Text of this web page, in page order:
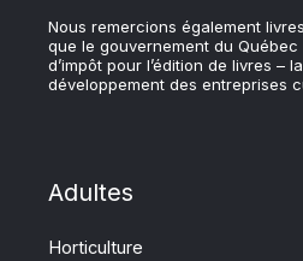
Nous remercions également
que le gouvernement du
d’impôt pour l’édition de livres –
développement des entreprises
Adultes
Horticulture